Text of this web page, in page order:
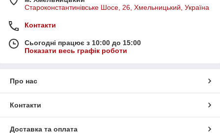
Староконстантинівське Шосе, 26, Хмельницький, Україна
Контакти
Сьогодні працює з 10:00 до 15:00
Показати весь графік роботи
Про нас
Контакти
Доставка та оплата